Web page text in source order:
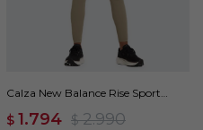
Calza New Balance Rise Sport
$ 1.794 $ 2.990